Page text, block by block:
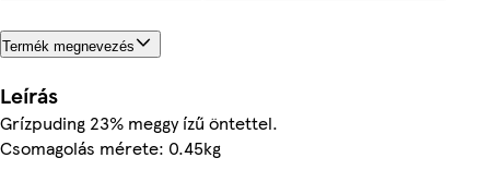
Termék megnevezés
Leírás
Grízpuding 23% meggy ízű öntettel.
Csomagolás mérete: 0.45kg